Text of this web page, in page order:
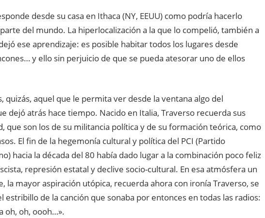
desde su casa en Ithaca (NY, EEUU) como podría hacerlo
del mundo. La hiperlocalización a la que lo compelió, también a
ese aprendizaje: es posible habitar todos los lugares desde
y ello sin perjuicio de que se pueda atesorar uno de ellos
quizás, aquel que le permita ver desde la ventana algo del
dejó atrás hace tiempo. Nacido en Italia, Traverso recuerda sus
que son los de su militancia política y de su formación teórica, como
El fin de la hegemonía cultural y política del PCI (Partido
hacia la década del 80 había dado lugar a la combinación poco feliz
represión estatal y declive socio-cultural. En esa atmósfera un
la mayor aspiración utópica, recuerda ahora con ironía Traverso, se
estribillo de la canción que sonaba por entonces en todas las radios:
oh, oh, oooh…».